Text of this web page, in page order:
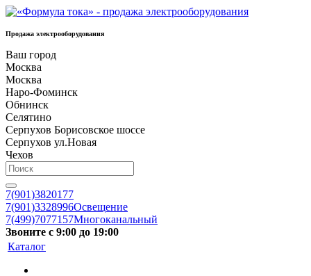
Продажа электрооборудования
Ваш город
Москва
Москва
Наро-Фоминск
Обнинск
Селятино
Серпухов Борисовское шоссе
Серпухов ул.Новая
Чехов
7(901)3820177
7(901)3328996Освещение
7(499)7077157Многоканальный
Звоните с 9:00 до 19:00
Каталог